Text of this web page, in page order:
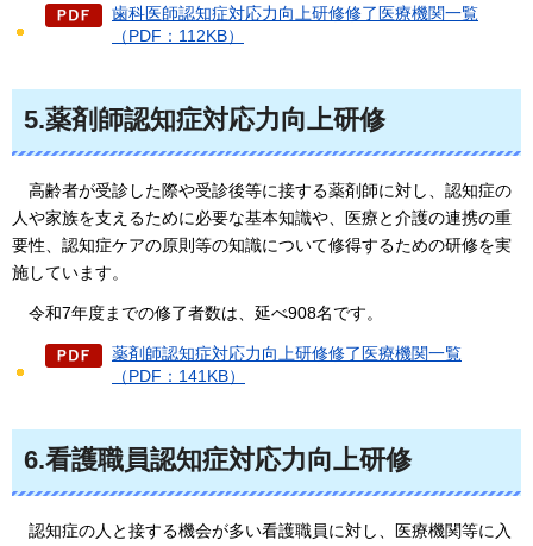
歯科医師認知症対応力向上研修修了医療機関一覧
（PDF：112KB）
5.薬剤師認知症対応力向上研修
高齢者が受診した際や受診後等に接する薬剤師に対し、認知症の
人や家族を支えるために必要な基本知識や、医療と介護の連携の重
要性、認知症ケアの原則等の知識について修得するための研修を実
施しています。
令和7年度までの修了者数は、延べ908名です。
薬剤師認知症対応力向上研修修了医療機関一覧
（PDF：141KB）
6.看護職員認知症対応力向上研修
認知症の人と接する機会が多い看護職員に対し、医療機関等に入